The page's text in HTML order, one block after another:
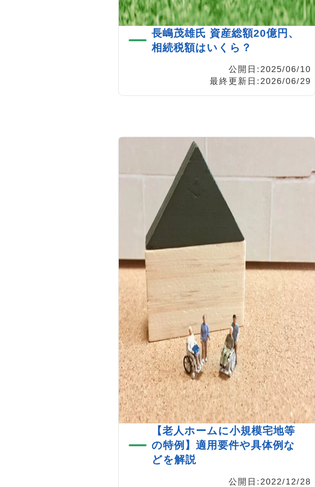
長嶋茂雄氏 資産総額20億円、
相続税額はいくら？
公開日:2025/06/10
最終更新日:2026/06/29
【老人ホームに小規模宅地等
の特例】適用要件や具体例な
どを解説
公開日:2022/12/28